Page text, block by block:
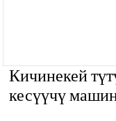
Кичинекей
кесүүчү